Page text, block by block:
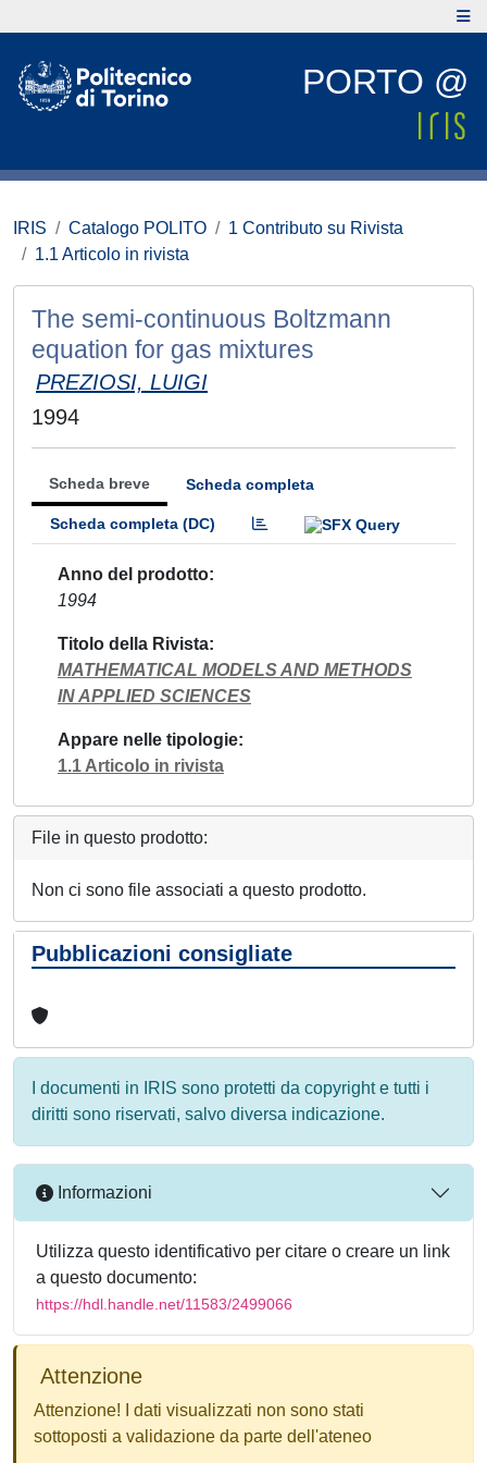
PORTO @
IRIS Catalogo POLITO
1 Contributo su Rivista
1.1 Articolo in rivista
The semi-continuous Boltzmann
equation for gas mixtures
PREZIOSI, LUIGI
1994
Scheda breve Scheda completa
Scheda completa (DC)
Anno del prodotto
1994
Titolo della Rivista
MATHEMATICAL MODELS AND METHODS
IN APPLIED SCIENCES
Appare nelle tipologie
1.1 Articolo in rivista
File in questo prodotto:
Non ci sono file associati a questo prodotto.
Pubblicazioni consigliate
I documenti in IRIS sono protetti da copyright e tutti i
diritti sono riservati, salvo diversa indicazione.
Informazioni
Utilizza questo identificativo per citare o creare un link
a questo documento:
https://hdl.handle.net/11583/2499066
Attenzione
Attenzione! I dati visualizzati non sono stati
sottoposti a validazione da parte dell'ateneo